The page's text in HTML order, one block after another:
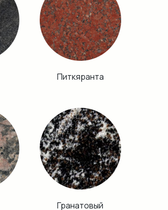
Питкяранта
Гранатовый